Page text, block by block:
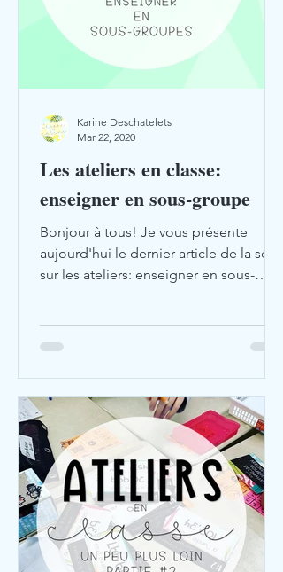
Les ateliers en classe:
enseigner en sous-groupe
Bonjour à tous! Je vous présente
aujourd'hui le dernier article de la série
sur les ateliers: enseigner en sous-
Karine Deschatelets
Mar 22, 2020